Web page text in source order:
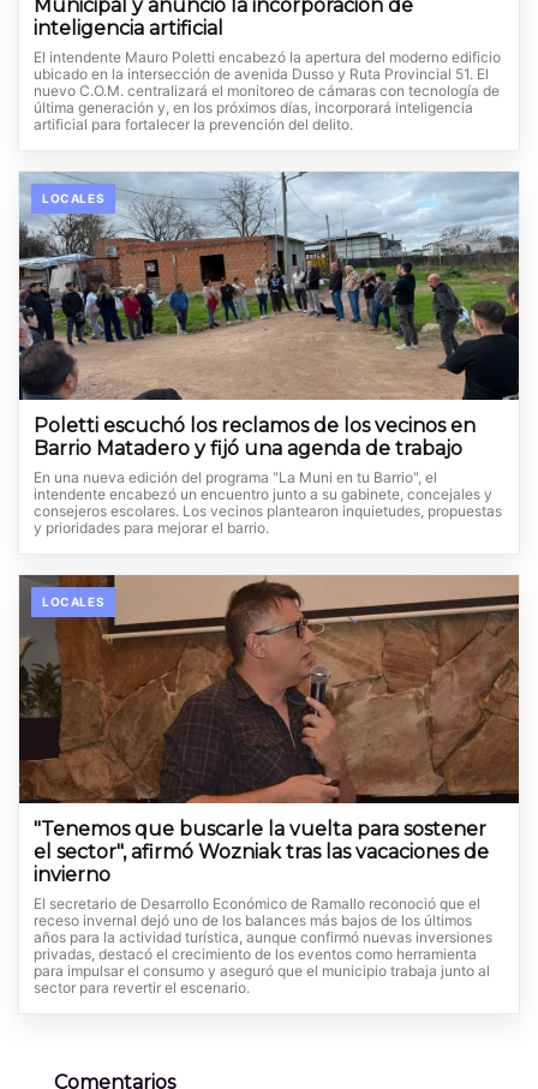
Municipal y anunció la incorporación de
inteligencia artificial
El intendente Mauro Poletti encabezó la apertura del moderno edificio
ubicado en la intersección de avenida Dusso y Ruta Provincial 51. El
nuevo C.O.M. centralizará el monitoreo de cámaras con tecnología de
última generación y, en los próximos días, incorporará inteligencia
artificial para fortalecer la prevención del delito.
LOCALES
Poletti escuchó los reclamos de los vecinos en
Barrio Matadero y fijó una agenda de trabajo
En una nueva edición del programa "La Muni en tu Barrio", el
intendente encabezó un encuentro junto a su gabinete, concejales y
consejeros escolares. Los vecinos plantearon inquietudes, propuestas
y prioridades para mejorar el barrio.
LOCALES
"Tenemos que buscarle la vuelta para sostener
el sector", afirmó Wozniak tras las vacaciones de
invierno
El secretario de Desarrollo Económico de Ramallo reconoció que el
receso invernal dejó uno de los balances más bajos de los últimos
años para la actividad turística, aunque confirmó nuevas inversiones
privadas, destacó el crecimiento de los eventos como herramienta
para impulsar el consumo y aseguró que el municipio trabaja junto al
sector para revertir el escenario.
Comentarios